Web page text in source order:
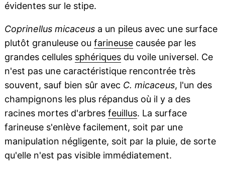
évidentes sur le stipe.
Coprinellus micaceusa un pileus avec une surface
plutôt granuleuse ou farineusecausée par les
grandes cellules sphériquesdu voile universel. Ce
n'est pas une caractéristique rencontrée très
souvent, sauf bien sûr avec C. micaceus, l'un des
champignons les plus répandus où il y a des
racines mortes d'arbres feuillus. La surface
farineuse s'enlève facilement, soit par une
manipulation négligente, soit par la pluie, de sorte
qu'elle n'est pas visible immédiatement.